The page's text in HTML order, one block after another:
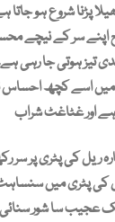
پڑنا شروع ہو جاتا
اپنے سر کے نیچے
تیز ہوتی جا
اسے کچھ احساس
ہے اور غٹاغٹ شراب
ریل کی پٹری پر
کی پٹری میں
عجیب سا شور